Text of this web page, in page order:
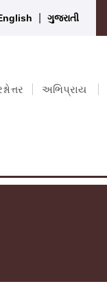
ગુજરાતી
અભિપ્રાય